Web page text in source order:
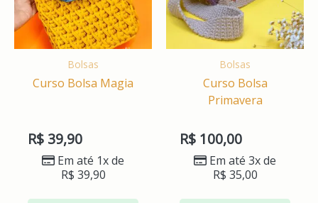
Bolsas
Curso Bolsa Magia
R$ 39,90
Em até 1x de
R$ 39,90
Bolsas
Curso Bolsa
Primavera
R$ 100,00
Em até 3x de
R$ 35,00